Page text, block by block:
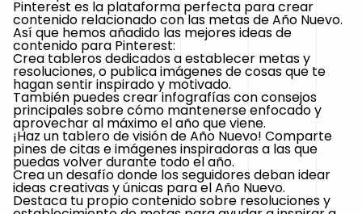
Pinterest es la plataforma perfecta para crear
contenido relacionado con las metas de Año Nuevo.
Así que hemos añadido las mejores ideas de
contenido para Pinterest:
Crea tableros dedicados a establecer metas y
resoluciones, o publica imágenes de cosas que te
hagan sentir inspirado y motivado.
También puedes crear infografías con consejos
principales sobre cómo mantenerse enfocado y
aprovechar al máximo el año que viene.
¡Haz un tablero de visión de Año Nuevo! Comparte
pines de citas e imágenes inspiradoras a las que
puedas volver durante todo el año.
Crea un desafío donde los seguidores deban idear
ideas creativas y únicas para el Año Nuevo.
Destaca tu propio contenido sobre resoluciones y